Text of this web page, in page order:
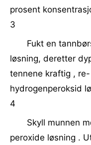
prosent
3
Fukt en
løsning, deretter
tennene kraftig ,
hydrogenperoksid
4
Skyll munnen
peroxide løsning .